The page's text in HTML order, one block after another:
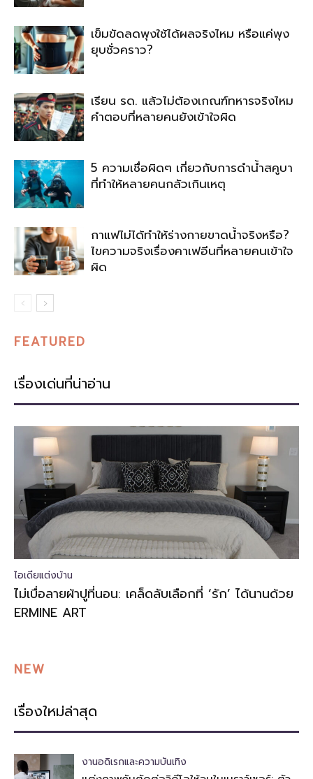
เข็มขัดลดพุงใช้ได้ผลจริงไหม หรือแค่พุง
ยุบชั่วคราว?
เรียน รด. แล้วไม่ต้องเกณฑ์ทหารจริงไหม
คำตอบที่หลายคนยังเข้าใจผิด
5 ความเชื่อผิดๆ เกี่ยวกับการดำน้ำสคูบา
ที่ทำให้หลายคนกลัวเกินเหตุ
กาแฟไม่ได้ทำให้ร่างกายขาดน้ำจริงหรือ?
ไขความจริงเรื่องคาเฟอีนที่หลายคนเข้าใจ
ผิด
FEATURED
เรื่องเด่นที่น่าอ่าน
ไอเดียแต่งบ้าน
ไม่เบื่อลายผ้าปูที่นอน: เคล็ดลับเลือกที่ ‘รัก’ ได้นานด้วย
ERMINE ART
NEW
เรื่องใหม่ล่าสุด
งานอดิเรกและความบันเทิง